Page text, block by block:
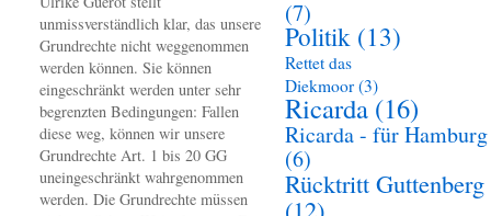
unmissverständlich klar, das unsere
Grundrechte nicht weggenommen
werden können. Sie können
eingeschränkt werden unter sehr
begrenzten Bedingungen: Fallen
diese weg, können wir unsere
Grundrechte Art. 1 bis 20 GG
uneingeschränkt wahrgenommen
werden. Die Grundrechte müssen
(7)
Politik (13)
Rettet das
Diekmoor (3)
Ricarda (16)
Ricarda - für Hamburg
(6)
Rücktritt Guttenberg